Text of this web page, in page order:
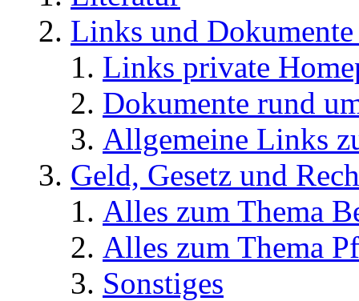
Links und
Links private
Dokumente rund
Allgemeine Links
Geld, Gesetz und
Alles zum Thema
Alles zum Thema
Sonstiges